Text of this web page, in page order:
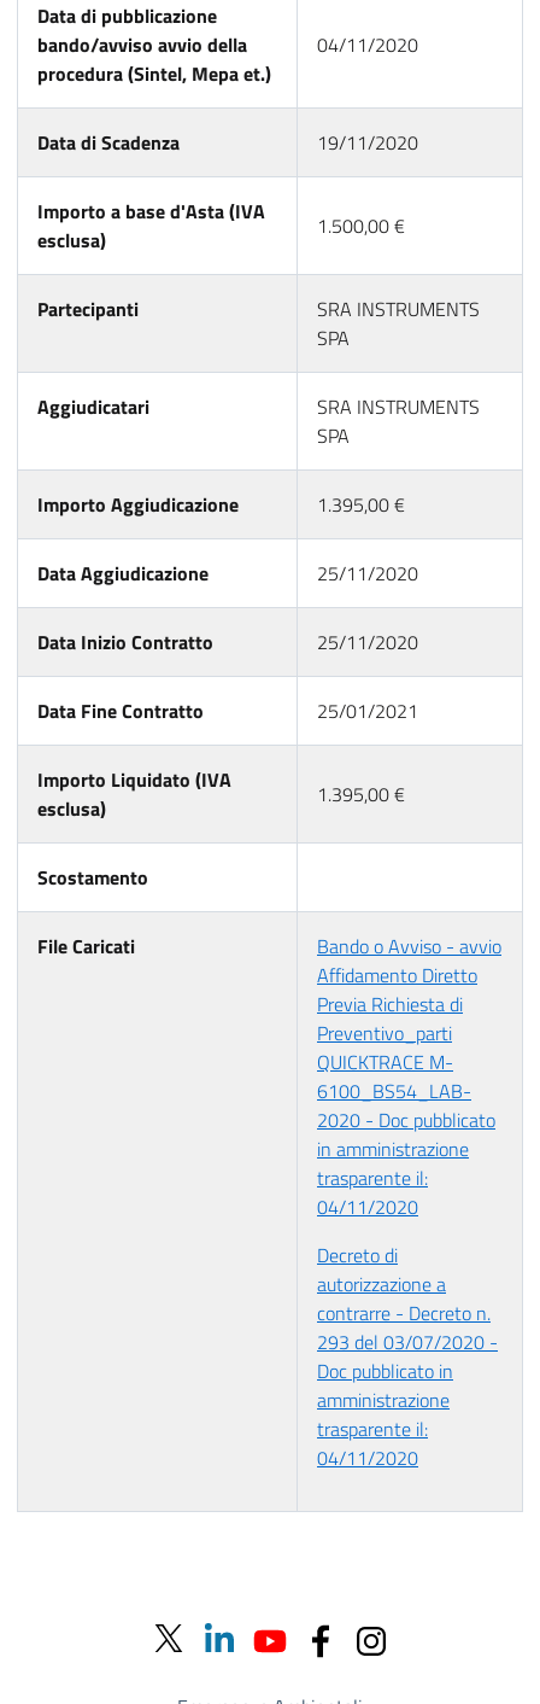
Data di pubblicazione
bando/avviso avvio della
procedura (Sintel, Mepa et.)
04/11/2020
Data di Scadenza 19/11/2020
Importo a base d'Asta (IVA
esclusa)
1.500,00 €
Partecipanti
SRA INSTRUMENTS
SPA
Aggiudicatari
SRA INSTRUMENTS
SPA
Importo Aggiudicazione 1.395,00 €
Data Aggiudicazione 25/11/2020
Data Inizio Contratto 25/11/2020
Data Fine Contratto 25/01/2021
Importo Liquidato (IVA
esclusa)
1.395,00 €
Scostamento
File Caricati
Bando o Avviso - avvio
Affidamento Diretto
Previa Richiesta di
Preventivo_parti
QUICKTRACE M-
6100_BS54_LAB-
2020 - Doc pubblicato
in amministrazione
trasparente il:
04/11/2020
Decreto di
autorizzazione a
contrarre - Decreto n.
293 del 03/07/2020 -
Doc pubblicato in
amministrazione
trasparente il:
04/11/2020